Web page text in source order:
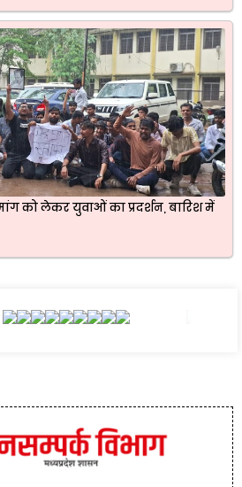
मांग को लेकर युवाओं का प्रदर्शन, बारिश में